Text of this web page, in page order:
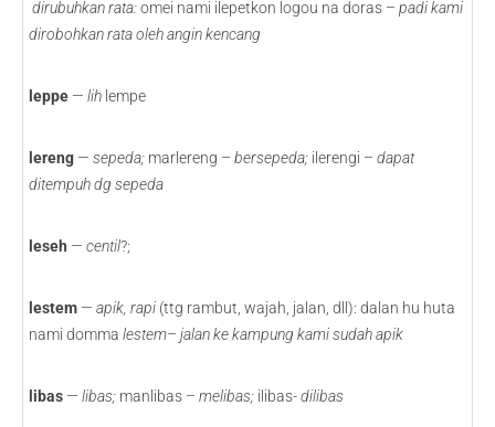
dirubuhkan rata:omei nami ilepetkon logou na doras – padi kami
dirobohkan rata oleh angin kencang
leppe — lih lempe
lereng — sepeda; marlereng – bersepeda; ilerengi – dapat
ditempuh dg sepeda
leseh — centil?;
lestem — apik, rapi (ttg rambut, wajah, jalan, dll): dalan hu huta
nami domma lestem– jalan ke kampung kami sudah apik
libas — libas; manlibas – melibas; ilibas-dilibas